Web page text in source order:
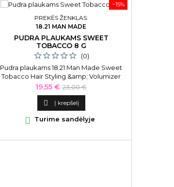
−15%
PREKĖS ŽENKLAS:
18.21 MAN MADE
PUDRA PLAUKAMS SWEET
TOBACCO 8 G
(0)
Pudra plaukams 18.21 Man Made Sweet
Tobacco Hair Styling &amp; Volumizer
Powder PWD03ST, 8 g
Kaina
19,55 € Bazinė
kaina
23,00 €
 Į krepšelį
 Turime sandėlyje